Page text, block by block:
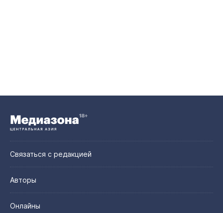
Связаться с редакцией
Авторы
Онлайны